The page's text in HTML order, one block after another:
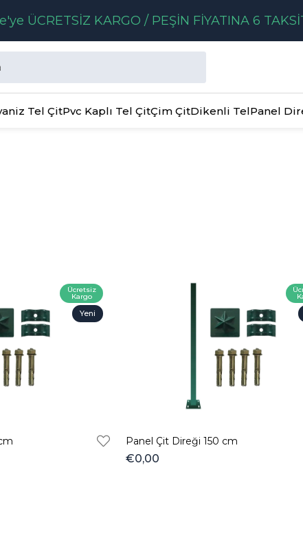
ÜCRETSİZ KARGO / PEŞİN FİYATINA 6
Tel ÇitPvc Kaplı Tel ÇitÇim ÇitDikenli TelPanel
Ücretsiz
Kargo
Yeni
Panel Çit Direği 150 cm
€0,00